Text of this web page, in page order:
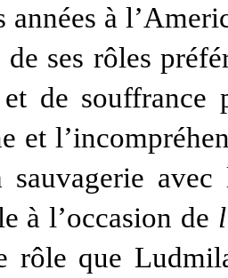
années à
de ses rôles
et de
et
sauvagerie
à l’occasion de
rôle que